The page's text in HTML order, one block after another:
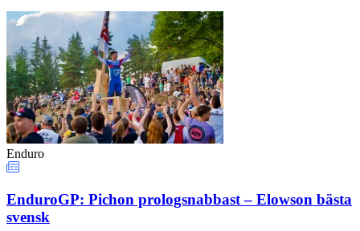
Enduro
EnduroGP: Pichon prologsnabbast – Elowson bästa
svensk